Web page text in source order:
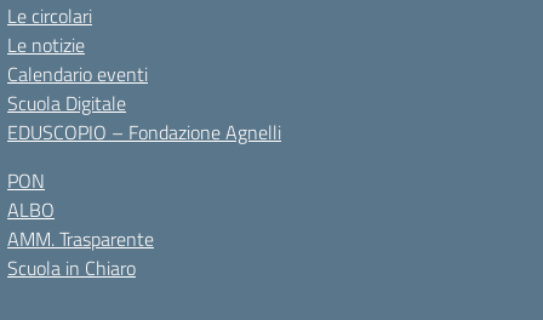
Le circolari
Le notizie
Calendario eventi
Scuola Digitale
EDUSCOPIO – Fondazione Agnelli
PON
ALBO
AMM. Trasparente
Scuola in Chiaro